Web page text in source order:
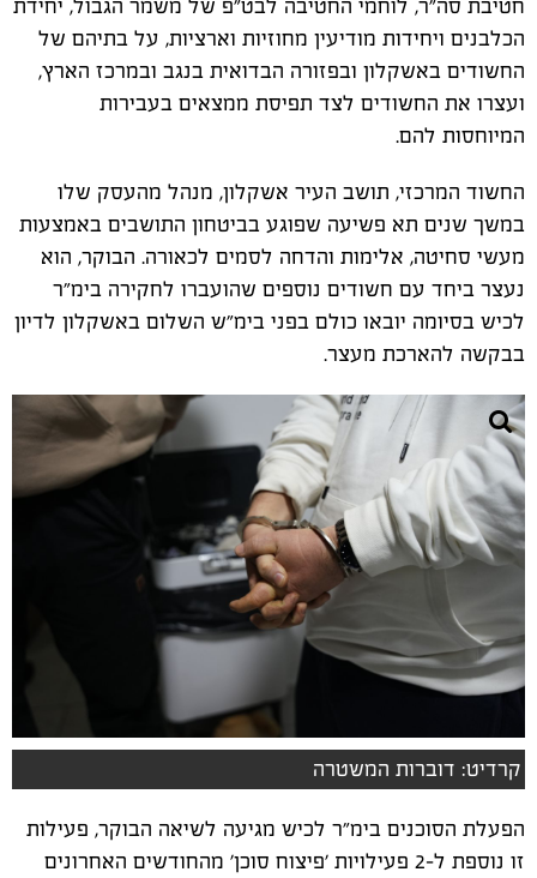
חטיבת סה״ר, לוחמי החטיבה לבט״פ של משמר הגבול, יחידת
הכלבנים ויחידות מודיעין מחוזיות וארציות, על בתיהם של
החשודים באשקלון ובפזורה הבדואית בנגב ובמרכז הארץ,
ועצרו את החשודים לצד תפיסת ממצאים בעבירות
המיוחסות להם.
החשוד המרכזי, תושב העיר אשקלון, מנהל מהעסק שלו
במשך שנים תא פשיעה שפוגע בביטחון התושבים באמצעות
מעשי סחיטה, אלימות והדחה לסמים לכאורה. הבוקר, הוא
נעצר ביחד עם חשודים נוספים שהועברו לחקירה בימ״ר
לכיש בסיומה יובאו כולם בפני בימ״ש השלום באשקלון לדיון
בבקשה להארכת מעצר.
קרדיט: דוברות המשטרה
הפעלת הסוכנים בימ״ר לכיש מגיעה לשיאה הבוקר, פעילות
זו נוספת ל-2 פעילויות ׳פיצוח סוכן׳ מהחודשים האחרונים